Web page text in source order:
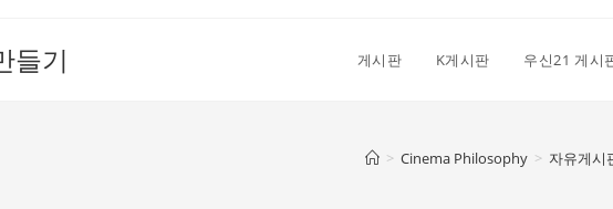
들기 게시판 K게시판 우신21 게시
> Cinema Philosophy > 자유게시